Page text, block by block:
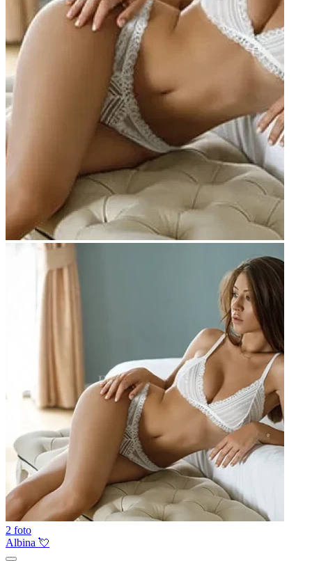
2 foto
Albina 💘